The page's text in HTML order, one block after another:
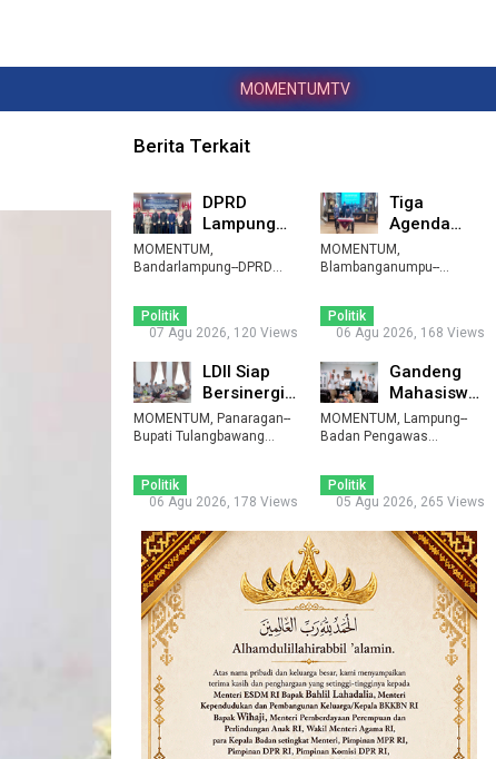
MOMENTUMTV
Berita Terkait
DPRD
Lampung
Sepakati
Perubahan
MOMENTUM,
Bandarlampung--DPRD
Politik
07 Agu 2026, 120 Views
Tiga
Agenda
Strategis
Tuntas,
...
MOMENTUM,
Blambanganumpu--
Politik
06 Agu 2026, 168 Views
LDII Siap
Bersinergi
Dukung
Program
MOMENTUM, Panaragan--
Bupati Tulangbawang
Politik
06 Agu 2026, 178 Views
Gandeng
Mahasiswa
Unila,
Bawaslu
MOMENTUM, Lampung--
Badan Pengawas
Politik
05 Agu 2026, 265 Views